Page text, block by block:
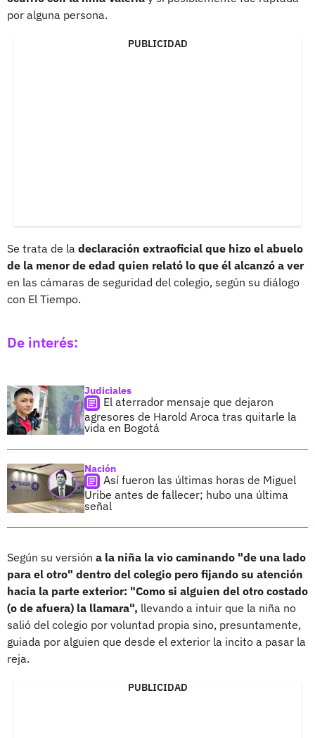
por alguna persona.
PUBLICIDAD
Se trata de la declaración extraoficial que hizo el abuelo
de la menor de edad quien relató lo que él alcanzó a ver
en las cámaras de seguridad del colegio, según su diálogo
con El Tiempo.
De interés:
Judiciales
El aterrador mensaje que dejaron
agresores de Harold Aroca tras quitarle la
vida en Bogotá
Nación
Así fueron las últimas horas de Miguel
Uribe antes de fallecer; hubo una última
señal
Según su versión a la niña la vio caminando "de una lado
para el otro" dentro del colegio pero fijando su atención
hacia la parte exterior: "Como si alguien del otro costado
(o de afuera) la llamara", llevando a intuir que la niña no
salió del colegio por voluntad propia sino, presuntamente,
guiada por alguien que desde el exterior la incito a pasar la
reja.
PUBLICIDAD